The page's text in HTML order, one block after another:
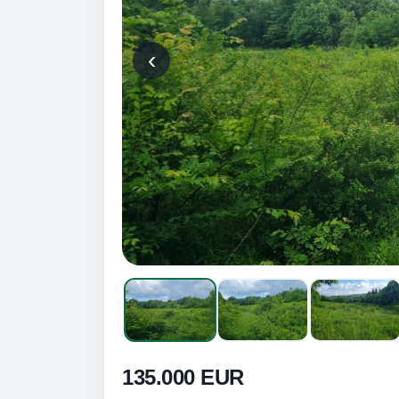
‹
135.000 EUR